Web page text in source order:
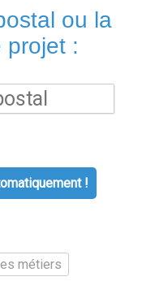
ou la
projet :
!
métiers